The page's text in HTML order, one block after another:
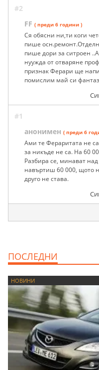
#2
FF ( преди 6 години )
Ся обясни ни,ти коги
пише
пише дори за ситроен
нуужда от отваряне
признак Ферари ще
помислим май си
#1
анонимен ( преди 6
Ами те Фераритата не
за никъде не са. На 60
Разбира се, минават
навъртиш 60 000, щото
друго не става.
ПОСЛЕДНИ
НОВИНИ